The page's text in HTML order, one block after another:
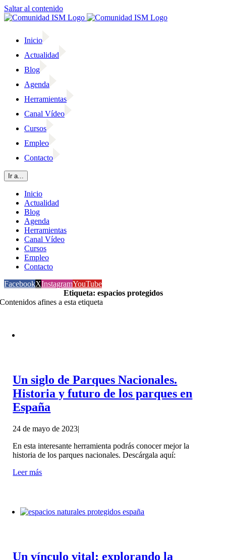
Saltar al contenido
Inicio
Actualidad
Blog
Agenda
Herramientas
Canal Vídeo
Cursos
Empleo
Contacto
Ir a...
Inicio
Actualidad
Blog
Agenda
Herramientas
Canal Vídeo
Cursos
Empleo
Contacto
FacebookXInstagramYouTube
Etiqueta: espacios protegidos
Contenidos afines a esta etiqueta
Un siglo de Parques Nacionales.
Historia y futuro de los parques en
España
24 de mayo de 2023|
En esta interesante herramienta podrás conocer mejor la
historia de los parques nacionales. Descárgala aquí:
Leer más
Un vínculo vital: explorando la